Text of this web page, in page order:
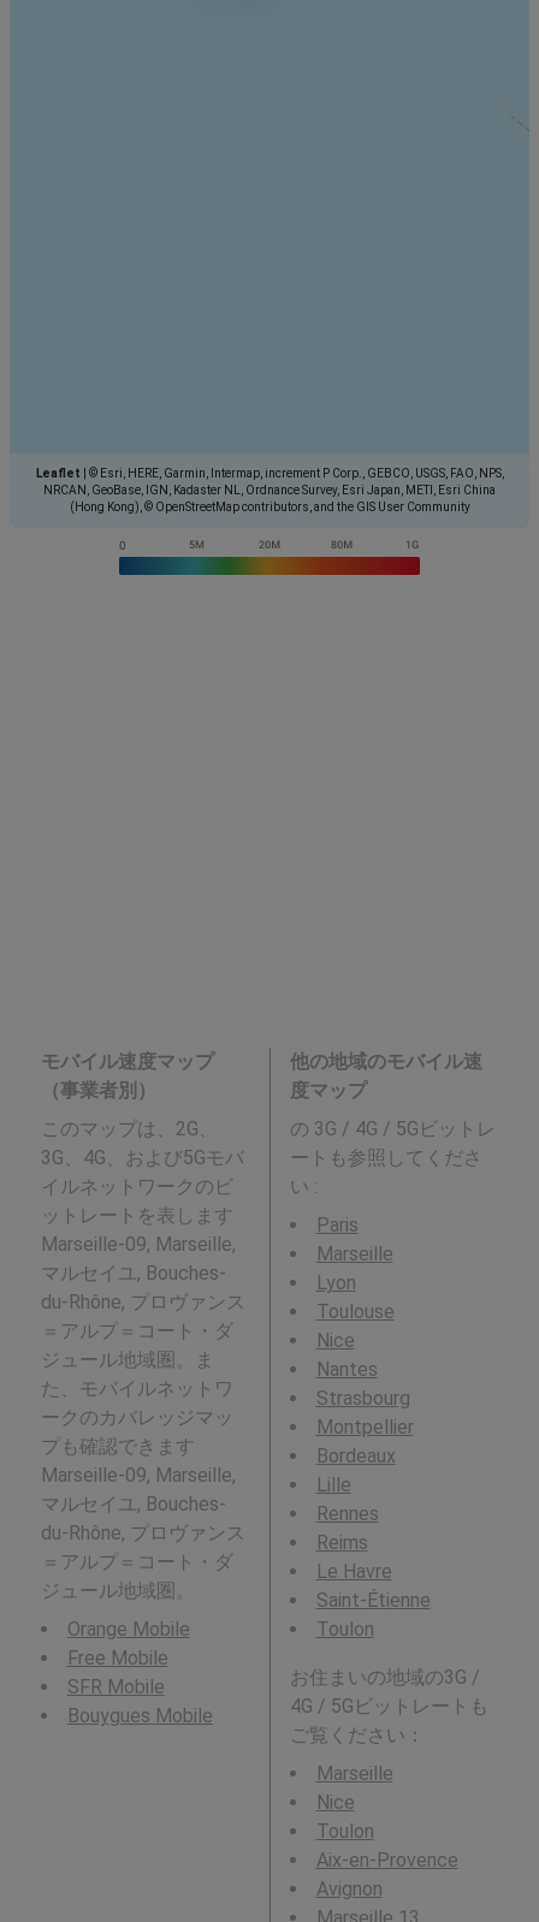
Leaflet
© Esri, HERE, Garmin, Intermap, increment P Corp., GEBCO, USGS, FAO, NPS,
NRCAN, GeoBase, IGN, Kadaster NL, Ordnance Survey, Esri Japan, METI, Esri China
(Hong Kong), © OpenStreetMap contributors, and the GIS User Community
モバイル速度マップ
（事業者別）
このマップは、2G、
3G、4G、および5Gモバ
イルネットワークのビ
ットレートを表します
Marseille-09, Marseille,
マルセイユ, Bouches-
du-Rhône, プロヴァンス
＝アルプ＝コート・ダ
ジュール地域圏。ま
た、モバイルネットワ
ークのカバレッジマッ
プも確認できます
Marseille-09, Marseille,
マルセイユ, Bouches-
du-Rhône, プロヴァンス
＝アルプ＝コート・ダ
ジュール地域圏。
Orange Mobile
Free Mobile
SFR Mobile
Bouygues Mobile
他の地域のモバイル速
度マップ
の 3G / 4G / 5Gビットレ
ートも参照してくださ
い :
Paris
Marseille
Lyon
Toulouse
Nice
Nantes
Strasbourg
Montpellier
Bordeaux
Lille
Rennes
Reims
Le Havre
Saint-Étienne
Toulon
お住まいの地域の3G /
4G / 5Gビットレートも
ご覧ください：
Marseille
Nice
Toulon
Aix-en-Provence
Avignon
Marseille 13